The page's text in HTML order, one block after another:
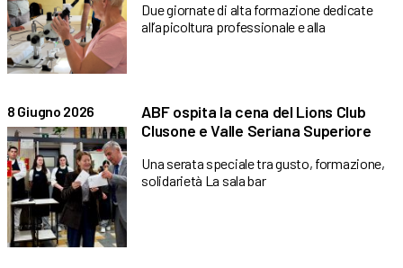
Due giornate di alta formazione dedicate
all’apicoltura professionale e alla
8 Giugno 2026
ABF ospita la cena del Lions Club
Clusone e Valle Seriana Superiore
Una serata speciale tra gusto, formazione,
solidarietà La sala bar